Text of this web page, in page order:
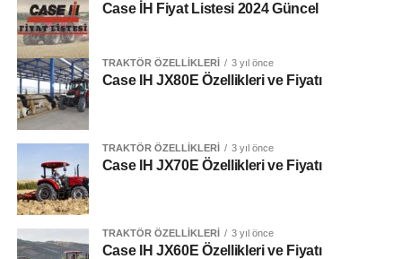
Tork Rezervi
AdBlue Deposu
[adinserter block=”5″]
Case IH JX70E FAZ V
Beygir Gücü
Tork
291 Nm
Case İH Fiyat Listesi 2024 Güncel
TRAKTÖR ÖZELLIKLERI 3 yıl önce
Case IH JX80E Özellikleri ve Fiyatı
TRAKTÖR ÖZELLIKLERI 3 yıl önce
Case IH JX70E Özellikleri ve Fiyatı
TRAKTÖR ÖZELLIKLERI 3 yıl önce
Case IH JX60E Özellikleri ve Fiyatı